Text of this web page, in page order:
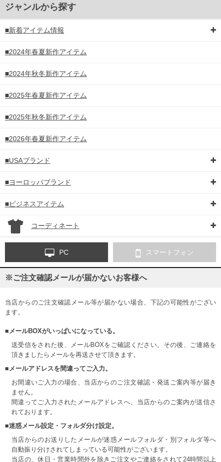
ジャンルから探す
■新着アイテム情報
■2024年春夏新作アイテム
■2024年秋冬新作アイテム
■2025年春夏新作アイテム
■2025年秋冬新作アイテム
■2026年春夏新作アイテム
■USAブランド
■ヨーロッパブランド
■ビジネスアイテム
コーディネート
PC スマートフォン
※ご注文確認メールが届かないお客様へ
当店からのご注文確認メール等が届かない場合、下記の可能性がござい
ます。
■メールBOXがいっぱいになっている。
送受信をされた後、メールBOXをご確認ください。その後、ご連絡を
頂きましたらメールを再送させて頂きます。
■メールアドレスを間違ってご入力。
お間違いご入力の場合、当店からのご注文確認・発送ご案内等が届き
ません。
間違ってご入力されたメールアドレスへ、当店からのご案内が送信さ
れております。
■迷惑メール設定・フォルダ分け設定。
当店からのお送りしたメールが迷惑メールフォルダ・別フォルダ等へ
自動振り分けされてしまっている可能性がございます。
当店の、休日・営業時間外を除きご注文やご連絡をされて24時間以上